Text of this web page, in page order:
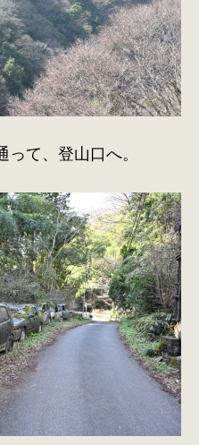
て、登山口へ。